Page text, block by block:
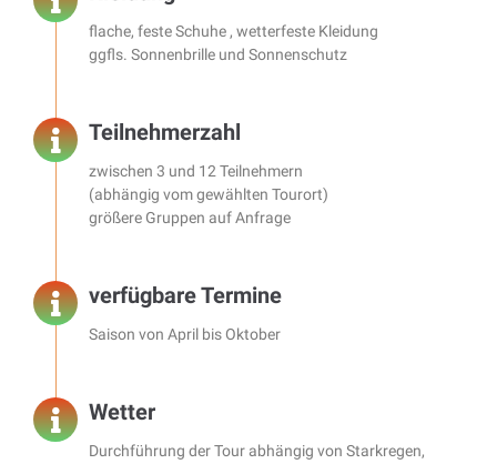
flache, feste Schuhe , wetterfeste Kleidung
ggfls. Sonnenbrille und Sonnenschutz
Teilnehmerzahl
zwischen 3 und 12 Teilnehmern
(abhängig vom gewählten Tourort)
größere Gruppen auf Anfrage
verfügbare Termine
Saison von April bis Oktober
Wetter
Durchführung der Tour abhängig von Starkregen,